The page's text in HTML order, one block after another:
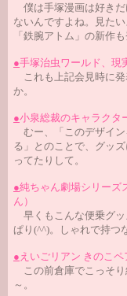
僕は手塚漫画は好きだ
ないんですよね。見た
「鉄腕アトム」の新作
●手塚治虫ワールド、現
これも上記会見時に発
か。
●小泉総裁のキャラクタ
むー、「このデザイン
る」とのことで、グッ
ってたりして。
●純ちゃん劇場シリーズ
ん）
早くもこんな便乗グ
ぱり(^^)。しゃれで持つ
● えいごリアン きのこ
この前倉庫でこっそり
～。